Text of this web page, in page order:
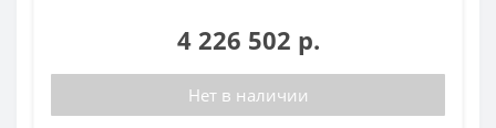
4 226 502 р.
Нет в наличии